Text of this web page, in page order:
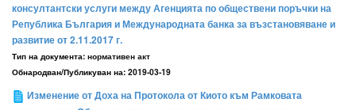
консултантски услуги между Агенцията по обществени поръчки на
Република България и Международната банка за възстановяване и
развитие от 2.11.2017 г.
Тип на документа: нормативен акт
Обнародван/Публикуван на: 2019-03-19
Изменение от Доха на Протокола от Киото към Рамковата